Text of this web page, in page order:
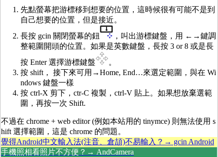
先點螢幕把游標移到想要的位置，這時候很有可能不是到
自己想要的位置，但是接近。
長按 gcin 關閉螢幕的鈕
，叫出游標鍵盤，用 ←→鍵調
整範圍開頭的位置。如果是英數鍵盤，長按 3 or 8 或是長
按 Enter 選擇游標鍵盤
。
按 shift， 接下來可用→Home, End…來選定範圍，與在 Wi
ndows 鍵盤一樣
按 ctrl-X 剪下，ctr-C 複製，ctrl-V 貼上。如果想放棄選範
圍，再按一次 Shift.
不過在 chrome + web editor (例如本站用的 tinymce) 則無法使用 s
hift 選擇範圍，這是 chrome 的問題。
覺得Android中文輸入法(注音、倉頡)不易輸入？→ gcin Android
手機照相看照片不方便？→ AndCamera